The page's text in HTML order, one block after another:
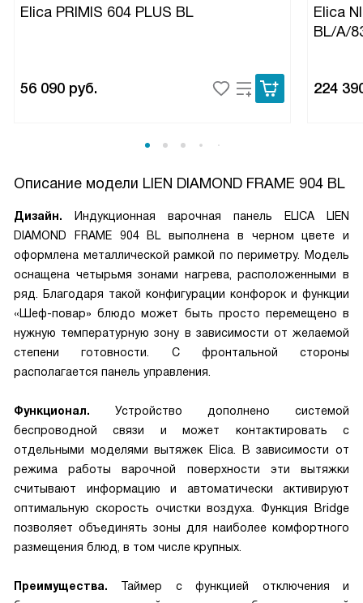
Elica PRIMIS 604 PLUS BL
56 090 руб.
Elica
BL/A/
224
Описание модели LIEN DIAMOND FRAME 904 BL
Дизайн. Индукционная варочная панель ELICA LIEN
DIAMOND FRAME 904 BL выполнена в черном цвете и
оформлена металлической рамкой по периметру. Модель
оснащена четырьмя зонами нагрева, расположенными в
ряд. Благодаря такой конфигурации конфорок и функции
«Шеф-повар» блюдо может быть просто перемещено в
нужную температурную зону в зависимости от желаемой
степени готовности. С фронтальной стороны
располагается панель управления.
Функционал. Устройство дополнено системой
беспроводной связи и может контактировать с
отдельными моделями вытяжек Elica. В зависимости от
режима работы варочной поверхности эти вытяжки
считывают информацию и автоматически активируют
оптимальную скорость очистки воздуха. Функция Bridge
позволяет объединять зоны для наиболее комфортного
размещения блюд, в том числе крупных.
Преимущества. Таймер с функцией отключения и